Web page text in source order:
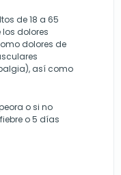
de 18 a 65
dolores
dolores de
así como
o si no
o 5 días